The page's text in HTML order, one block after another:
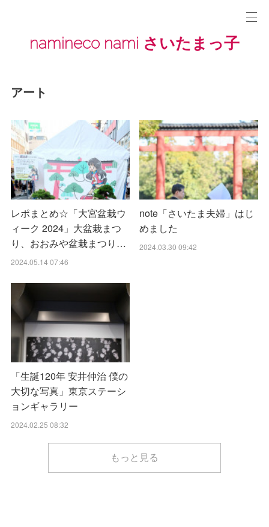
namineco nami さいたまっ子
アート
レポまとめ☆「大宮盆栽ウ
ィーク 2024」大盆栽まつ
り、おおみや盆栽まつり…
2024.05.14 07:46
note「さいたま夫婦」はじ
めました
2024.03.30 09:42
「生誕120年 安井仲治 僕の
大切な写真」東京ステーシ
ョンギャラリー
2024.02.25 08:32
もっと見る